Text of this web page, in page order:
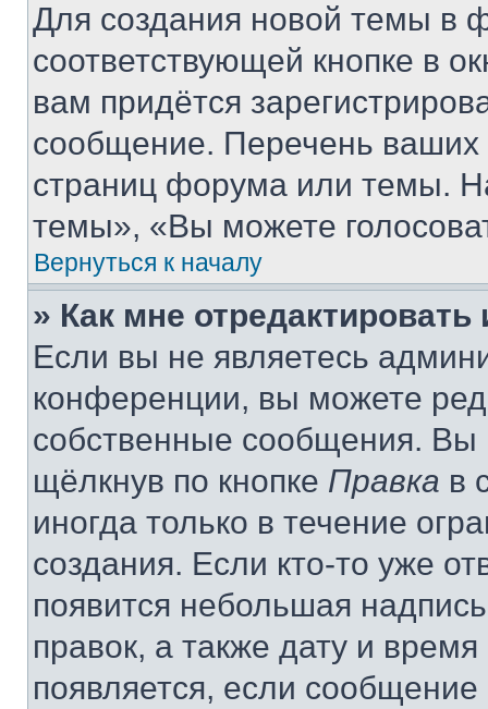
Для создания новой темы в
соответствующей кнопке в
вам придётся
сообщение. Перечень ваших
страниц форума или темы.
темы», «Вы можете
Вернуться к началу
» Как мне
Если вы не являетесь
конференции, вы можете
собственные сообщения. Вы
щёлкнув по кнопке Правка в
иногда только в течение
создания. Если кто-то уже
появится небольшая
правок, а также дату и
появляется, если